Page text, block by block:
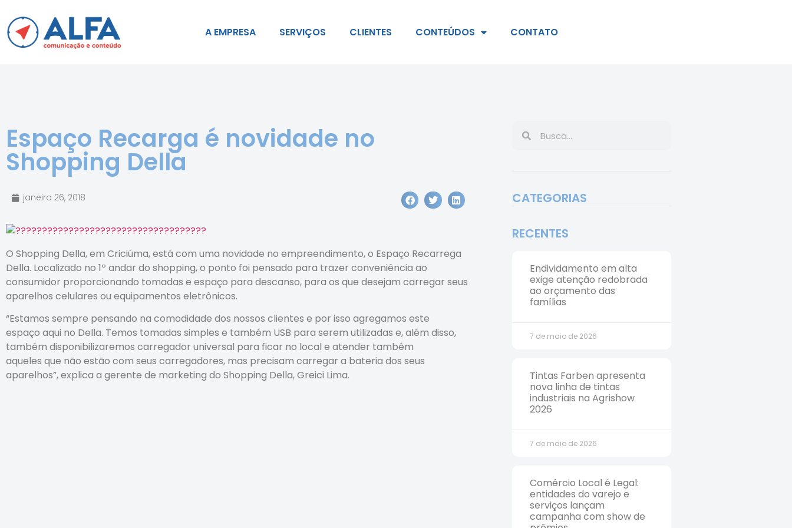
A EMPRESA SERVIÇOS CLIENTES CONTEÚDOS CONTATO
Espaço Recarga é novidade no
Shopping Della
janeiro 26, 2018
O Shopping Della, em Criciúma, está com uma novidade no empreendimento, o Espaço Recarrega
Della. Localizado no 1º andar do shopping, o ponto foi pensado para trazer conveniência ao
consumidor proporcionando tomadas e espaço para descanso, para os que desejam carregar seus
aparelhos celulares ou equipamentos eletrônicos.
“Estamos sempre pensando na comodidade dos nossos clientes e por isso agregamos este
espaço aqui no Della. Temos tomadas simples e também USB para serem utilizadas e, além disso,
também disponibilizaremos carregador universal para ficar no local e atender também
aqueles que não estão com seus carregadores, mas precisam carregar a bateria dos seus
aparelhos”, explica a gerente de marketing do Shopping Della, Greici Lima.
CATEGORIAS
RECENTES
Endividamento em alta
exige atenção redobrada
ao orçamento das
famílias
7 de maio de 2026
Tintas Farben apresenta
nova linha de tintas
industriais na Agrishow
2026
7 de maio de 2026
Comércio Local é Legal:
entidades do varejo e
serviços lançam
campanha com show de